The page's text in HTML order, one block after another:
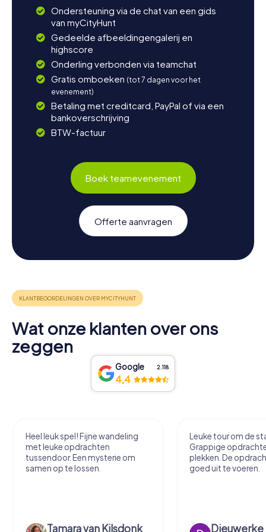
Ondersteuning via de chat van een gids
van myCityHunt
Gedeelde afbeeldingengalerij en
highscore
Onderling verbonden via teamchat
Gratis omboeken (tot 7 dagen voor het
evenement)
Betaling met creditcard, PayPal of via een
bankoverschrijving
BTW-factuur
Boek teamevenement
Offerte aanvragen
Wat onze klanten over ons
zeggen
Google 2.118
4,4
Heel leuk spel! Fijne wandeling
met leuke opdrachten
tussendoor. Een mysterie om
samen op te lossen.
Tamara van Kilsdonk
Leuke tour om de
Grappige
plekken. De
goed uit te voeren.